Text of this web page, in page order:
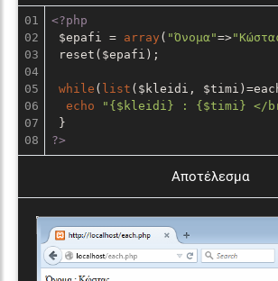
01
02
03
04
05
06
07
<?php
$epafi = array ( "Όνομα"=>
reset($epafi);
while ( list ($kleidi,
echo
"{$kleidi} : {$timi} </
?>
Αποτέλεσμα